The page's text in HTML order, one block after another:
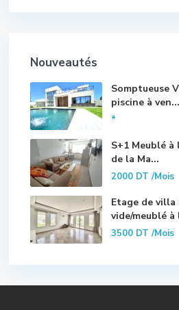
Nouveautés
Somptueuse
piscine à ven...
*
S+1 Meublé
de la Ma...
2000 DT/Mois
Etage de villa
vide/meublé à
3500 DT/Mois